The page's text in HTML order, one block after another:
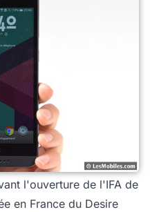
l'ouverture de l'IFA de
en France du Desire